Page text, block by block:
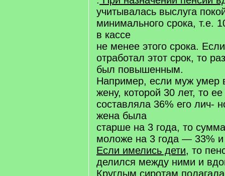
учитывалась выслуга
минимального срока, т.е.
в кассе
не менее этого срока.
отработал этот срок, то
был повышенным.
Например, если муж умер
жену, которой 30 лет, то
составляла 36% его лич-
жена была
старше на 3 года, то
моложе на 3 года — 33% и
Если имелись дети, то
делился между ними и
Круглым сиротам